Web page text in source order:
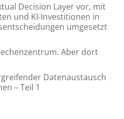
Decision Layer vor, mit
und KI-Investitionen in
umgesetzt
Aber dort
Datenaustausch
– Teil 1